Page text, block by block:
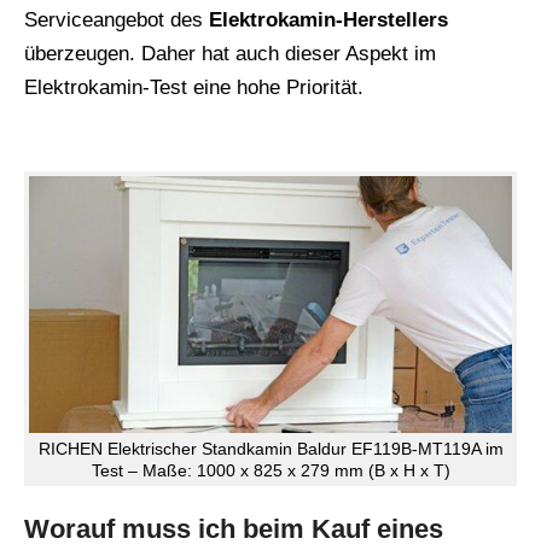
Serviceangebot des Elektrokamin-Herstellers
überzeugen. Daher hat auch dieser Aspekt im
Elektrokamin-Test eine hohe Priorität.
RICHEN Elektrischer Standkamin Baldur EF119B-MT119A im
Test – Maße: 1000 x 825 x 279 mm (B x H x T)
Worauf muss ich beim Kauf eines